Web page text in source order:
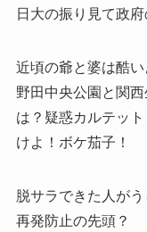
日大の振り見て政
近頃の爺と婆は酷い
野田中央公園と関
は？疑惑カルテッ
けよ！ボケ茄子！
脱サラできた人が
再発防止の先頭？